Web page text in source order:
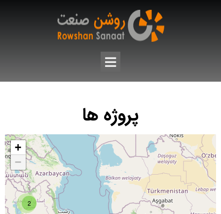
پروژه ها
2
+
−